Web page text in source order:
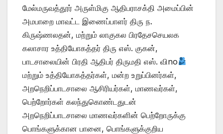
மேல்மருவத்தூர் அருள்மிகு ஆதிபராசக்தி அமைப்பின்
அமபாறை மாவட்ட இணைப்பாளர் திரு ந.
கிருஷ்ணலதன், மற்றும் லாகுகல பிரதேசசெயலக
கலாசார உத்தியோகத்தர் திரு எஸ். குகன்,
பாடசாலையின் பிரதி ஆதிபர் திருமதி எஸ். விno
மற்றும் உத்தியோகத்தர்கள், மன்ற உறுப்பினர்கள்,
அறநெறிப்பாடசாலை ஆசிரியர்கள், மாணவர்கள்,
பெற்றோர்கள் கலந்துகொண்டதுடன்
அறநெறிப்பாடசாலை மாணவர்களின் பெற்றோருக்கு
பொங்களுக்கான பானை, பொங்களுக்குறிய